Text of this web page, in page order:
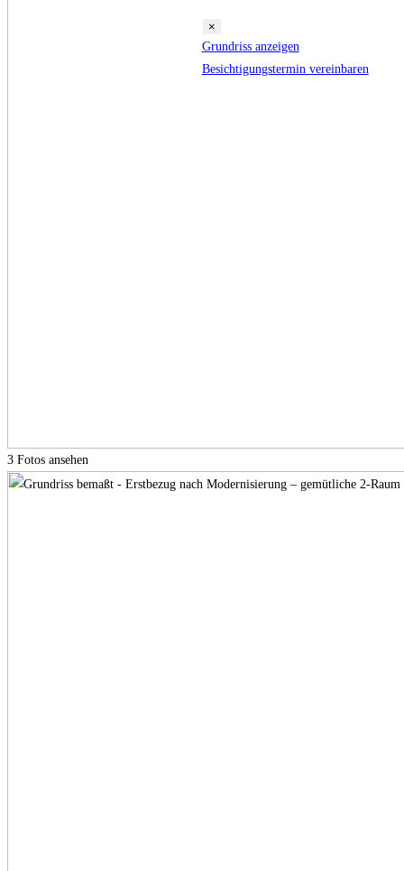
3 Fotos ansehen
×
Grundriss anzeigen
Besichtigungstermin vereinbaren